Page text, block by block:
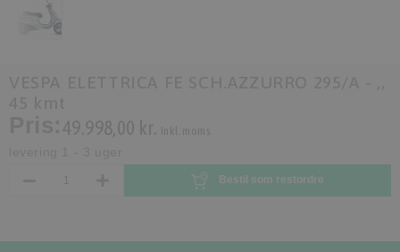
Bestil som restordre